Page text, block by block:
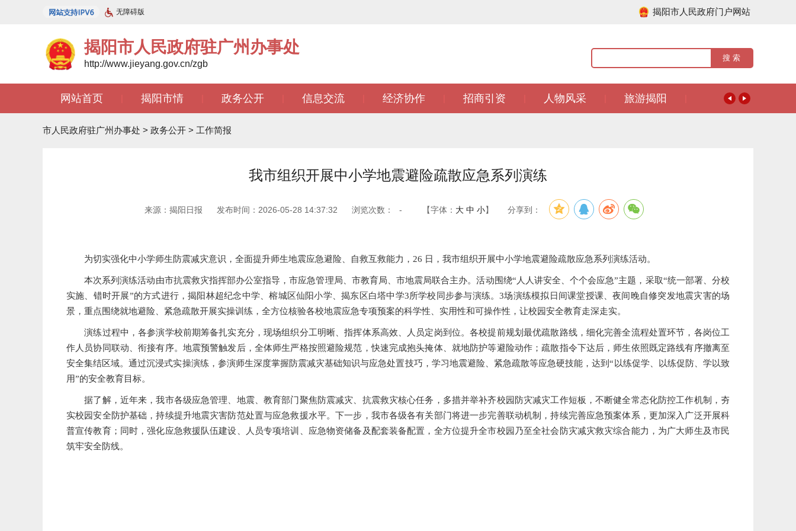
无障碍版 揭阳市人民政府门户网站
揭阳市人民政府驻广州办事处
http://www.jieyang.gov.cn/zgb
网站首页 揭阳市情 政务公开 信息交流 经济协作 招商引资 人物风采 旅游揭阳
文苑天地 |
市人民政府驻广州办事处 > 政务公开 > 工作简报
我市组织开展中小学地震避险疏散应急系列演练
来源：揭阳日报 发布时间：2026-05-28 14:37:32 浏览次数： - 【字体： 大 中 小】 分享到：
为切实强化中小学师生防震减灾意识，全面提升师生地震应急避险、自救互救能力，26 日，我市组织开展中小学地震避险疏散应急系列演练活动。
本次系列演练活动由市抗震救灾指挥部办公室指导，市应急管理局、市教育局、市地震局联合主办。活动围绕“人人讲安全、个个会应急”主题，采取“统一部署、分校
实施、错时开展”的方式进行，揭阳林超纪念中学、榕城区仙阳小学、揭东区白塔中学3所学校同步参与演练。3场演练模拟日间课堂授课、夜间晚自修突发地震灾害的场
景，重点围绕就地避险、紧急疏散开展实操训练，全方位核验各校地震应急专项预案的科学性、实用性和可操作性，让校园安全教育走深走实。
演练过程中，各参演学校前期筹备扎实充分，现场组织分工明晰、指挥体系高效、人员定岗到位。各校提前规划最优疏散路线，细化完善全流程处置环节，各岗位工
作人员协同联动、衔接有序。地震预警触发后，全体师生严格按照避险规范，快速完成抱头掩体、就地防护等避险动作；疏散指令下达后，师生依照既定路线有序撤离至
安全集结区域。通过沉浸式实操演练，参演师生深度掌握防震减灾基础知识与应急处置技巧，学习地震避险、紧急疏散等应急硬技能，达到“以练促学、以练促防、学以致
用”的安全教育目标。
据了解，近年来，我市各级应急管理、地震、教育部门聚焦防震减灾、抗震救灾核心任务，多措并举补齐校园防灾减灾工作短板，不断健全常态化防控工作机制，夯
实校园安全防护基础，持续提升地震灾害防范处置与应急救援水平。下一步，我市各级各有关部门将进一步完善联动机制，持续完善应急预案体系，更加深入广泛开展科
普宣传教育；同时，强化应急救援队伍建设、人员专项培训、应急物资储备及配套装备配置，全方位提升全市校园乃至全社会防灾减灾救灾综合能力，为广大师生及市民
筑牢安全防线。